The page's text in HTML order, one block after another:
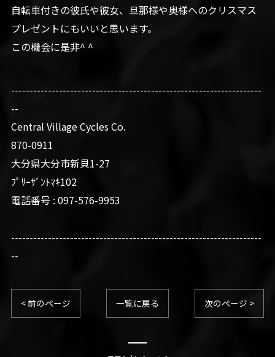
自転車付きの彼氏や彼女、旦那様や奥様へのクリスマス
プレゼントにもいいと思います。
この機会に是非^ ^
--------------------------------------------------------------------
--
Central Village Cycles Co.
870-0911
大分県大分市新貝1-27
ﾌﾟﾘｰｻﾞﾝﾄﾏｷ102
電話番号 : 097-576-9953
--------------------------------------------------------------------
--
< 前のページ 一覧に戻る 次のページ >